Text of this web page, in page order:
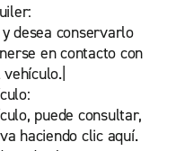
desea conservarlo
en contacto con
puede consultar,
haciendo clic aquí.